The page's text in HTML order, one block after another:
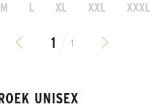
M L XL XXL XXXL
1
UNISEX